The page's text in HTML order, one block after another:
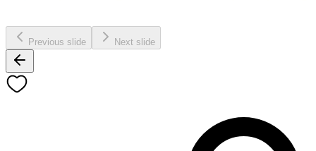
Previous slide Next slide